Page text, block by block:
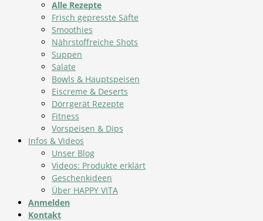
Alle Rezepte
Frisch gepresste Säfte
Smoothies
Nährstoffreiche Shots
Suppen
Salate
Bowls & Hauptspeisen
Eiscreme & Deserts
Dörrgerät Rezepte
Fitness
Vorspeisen & Dips
Infos & Videos
Unser Blog
Videos: Produkte erklärt
Geschenkideen
Über HAPPY VITA
Anmelden
Kontakt